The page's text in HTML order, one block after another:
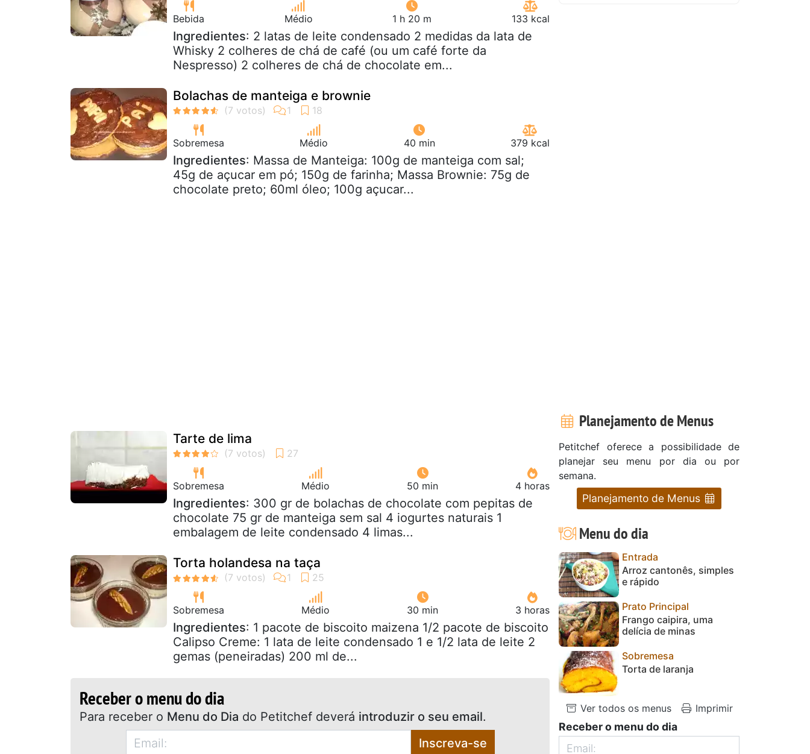
Bebida Médio 1 h 20 m 133 kcal
Ingredientes: 2 latas de leite condensado 2 medidas da lata de
Whisky 2 colheres de chá de café (ou um café forte da
Nespresso) 2 colheres de chá de chocolate em...
Bolachas de manteiga e brownie
Sobremesa Médio 40 min 379 kcal
Ingredientes: Massa de Manteiga: 100g de manteiga com sal;
45g de açucar em pó; 150g de farinha; Massa Brownie: 75g de
chocolate preto; 60ml óleo; 100g açucar...
Tarte de lima
Sobremesa Médio 50 min 4 horas
Ingredientes: 300 gr de bolachas de chocolate com pepitas de
chocolate 75 gr de manteiga sem sal 4 iogurtes naturais 1
embalagem de leite condensado 4 limas...
Torta holandesa na taça
Sobremesa Médio 30 min 3 horas
Ingredientes: 1 pacote de biscoito maizena 1/2 pacote de biscoito
Calipso Creme: 1 lata de leite condensado 1 e 1/2 lata de leite 2
gemas (peneiradas) 200 ml de...
Receber o menu do dia
Para receber o Menu do Dia do Petitchef deverá introduzir o seu email.
Inscreva-se
Planejamento de Menus
Petitchef oferece a possibilidade de
planejar seu menu por dia ou por
semana.
Planejamento de Menus
Menu do dia
Entrada
Arroz cantonês, simples
e rápido
Prato Principal
Frango caipira, uma
delícia de minas
Sobremesa
Torta de laranja
Ver todos os menus Imprimir
Receber o menu do dia